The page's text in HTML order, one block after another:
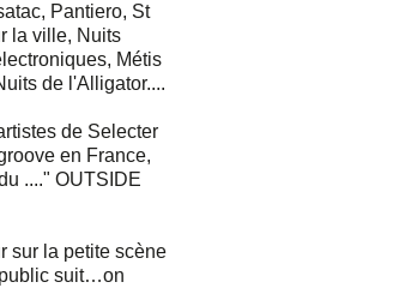
Pantiero, St
la ville, Nuits
Métis
de l'Alligator....
de Selecter
en France,
...." OUTSIDE
sur la petite scène
suit…on